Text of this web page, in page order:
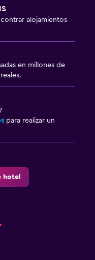
alojamientos
en millones de
para realizar un
hotel